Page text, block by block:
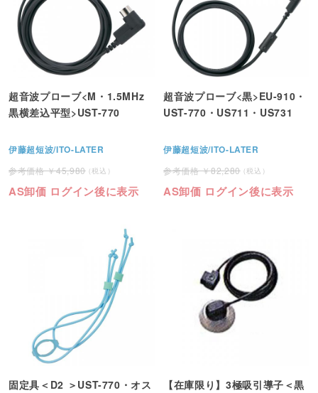
超音波プローブ<M・1.5MHz
黒横差込平型>UST-770
伊藤超短波/ITO-LATER
45,980
AS卸価 ログイン後に表示
超音波プローブ<黒>EU-910・
UST-770・US711・US731
伊藤超短波/ITO-LATER
82,280
AS卸価 ログイン後に表示
固定具＜D2 ＞UST-770・オス
【在庫限り】3極吸引導子＜黒